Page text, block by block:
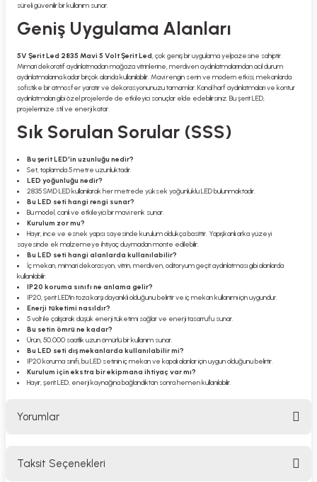
süreli güvenilir bir kullanım sunar.
Geniş Uygulama Alanları
5V Şerit Led 2835 Mavi 5 Volt Şerit Led, çok geniş bir uygulama yelpazesine sahiptir.
Mimari dekoratif aydınlatmadan mağaza vitrinlerine, merdiven aydınlatmalarından acil durum
aydınlatmalarına kadar birçok alanda kullanılabilir. Mavi rengin serin ve modern etkisi, mekanlarda
sofistike bir atmosfer yaratır ve dekorasyonunuzu tamamlar. Kanal harf aydınlatmaları ve kontur
aydınlatmaları gibi özel projelerde de etkileyici sonuçlar elde edebilirsiniz. Bu şerit LED,
projelerinize stil ve enerji katar.
Sık Sorulan Sorular (SSS)
Bu şerit LED'in uzunluğu nedir?
Set, toplamda 5 metre uzunluktadır.
LED yoğunluğu nedir?
2835 SMD LED kullanılarak her metrede yüksek yoğunluklu LED bulunmaktadır.
Bu LED seti hangi rengi sunar?
Bu model, canlı ve etkileyici bir mavi renk sunar.
Kurulum zor mu?
Hayır, ince ve esnek yapısı sayesinde kurulum oldukça basittir. Yapışkanlı arka yüzeyi
sayesinde ek malzemeye ihtiyaç duymadan monte edilebilir.
Bu LED seti hangi alanlarda kullanılabilir?
İç mekan, mimari dekorasyon, vitrin, merdiven, oditoryum geçit aydınlatması gibi alanlarda
kullanılabilir.
IP20 koruma sınıfı ne anlama gelir?
IP20, şerit LED'in toza karşı dayanıklı olduğunu belirtir ve iç mekan kullanımı için uygundur.
Enerji tüketimi nasıldır?
5 volt ile çalışarak düşük enerji tüketimi sağlar ve enerji tasarrufu sunar.
Bu setin ömrü ne kadar?
Ürün, 50.000 saatlik uzun ömürlü bir kullanım sunar.
Bu LED seti dış mekanlarda kullanılabilir mi?
IP20 koruma sınıfı, bu LED setinin iç mekan ve kapalı alanlar için uygun olduğunu belirtir.
Kurulum için ekstra bir ekipmana ihtiyaç var mı?
Hayır, şerit LED, enerji kaynağına bağlandıktan sonra hemen kullanılabilir.
Yorumlar
Taksit Seçenekleri